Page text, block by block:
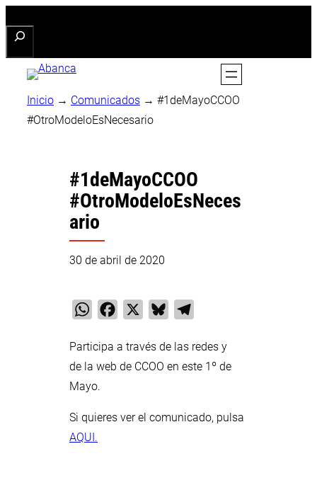
contenido
Inicio → Comunicados → #1deMayoCCOO
#OtroModeloEsNecesario
#1deMayoCCOO
#OtroModeloEsNeces
ario
30 de abril de 2020
WhatsAppFacebook Bluesky
Participa a través de las redes y
de la web de CCOO en este 1º de
Mayo.
Si quieres ver el comunicado, pulsa
AQUI.